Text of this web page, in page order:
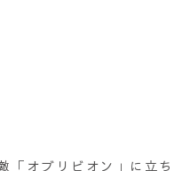
「オブリビオン」に立ち